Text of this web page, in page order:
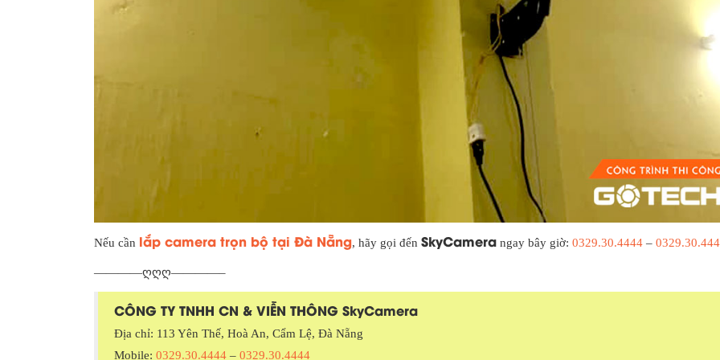
Nếu cần lắp camera trọn bộ tại Đà Nẵng, hãy gọi đến SkyCamera ngay bây giờ: 0329.30.4444 –
————ღღღ————–
CÔNG TY TNHH CN & VIỄN THÔNG SkyCamera
Địa chỉ: 113 Yên Thế, Hoà An, Cẩm Lệ, Đà Nẵng
Mobile: 0329.30.4444 – 0329.30.4444